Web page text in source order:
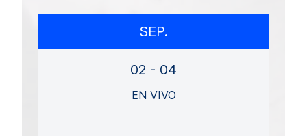
SEP.
02 - 04
EN VIVO